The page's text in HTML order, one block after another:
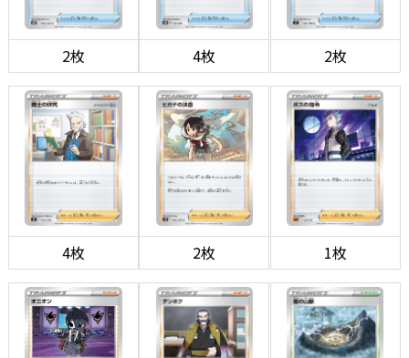
2枚 4枚 2枚
4枚 2枚 1枚